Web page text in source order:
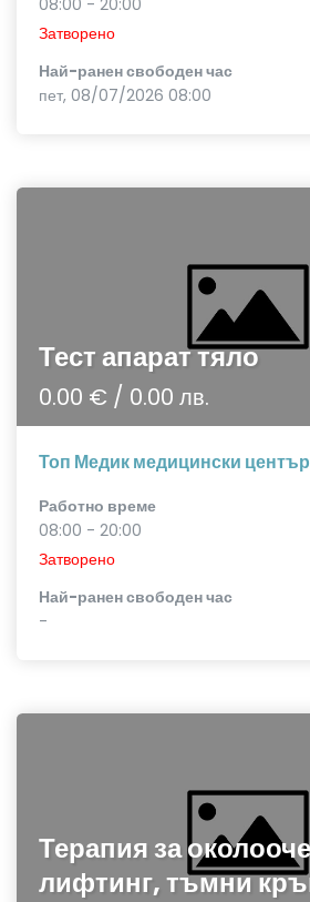
Затворено
Най-ранен свободен час
пет, 08/07/2026 08:00
Тест апарат тяло
0.00 € / 0.00 лв.
Топ Медик медицински център
Работно време
08:00 - 20:00
Затворено
Най-ранен свободен час
-
Терапия за
лифтинг, тъмни